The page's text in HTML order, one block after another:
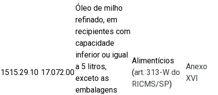
1515.29.10 17.072.00
Óleo de milho
refinado, em
recipientes com
capacidade
inferior ou igual
a 5 litros,
exceto as
embalagens
Alimentícios
(art. 313-W do
RICMS/SP)
Anexo
XVI